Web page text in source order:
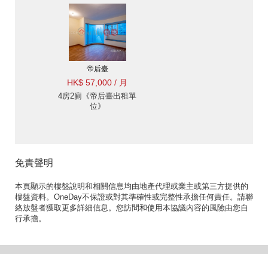
帝后臺
HK$ 57,000 / 月
4房2廁《帝后臺出租單
位》
免責聲明
本頁顯示的樓盤說明和相關信息均由地產代理或業主或第三方提供的
樓盤資料。OneDay不保證或對其準確性或完整性承擔任何責任。請聯
絡放盤者獲取更多詳細信息。您訪問和使用本協議內容的風險由您自
行承擔。